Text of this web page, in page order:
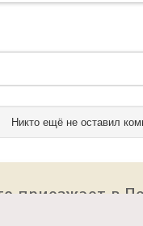
Никто ещё не оставил
приезжает в